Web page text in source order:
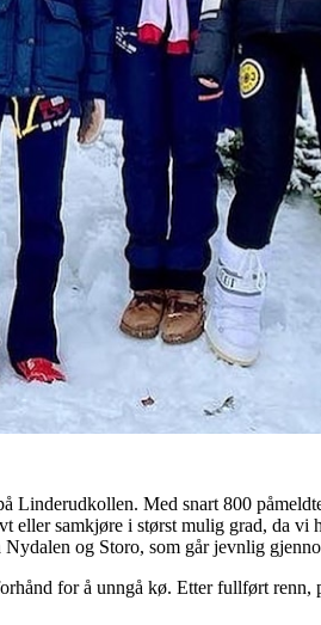
Med snart 800
samkjøre i størst mulig grad, da vi
Nydalen og Storo, som går jevnlig
for å unngå kø. Etter fullført renn,